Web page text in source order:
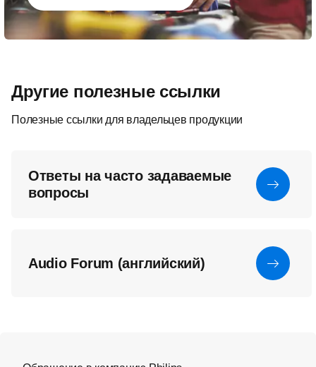
Другие полезные ссылки
Полезные ссылки для владельцев продукции
Ответы на часто задаваемые
вопросы
Audio Forum (английский)